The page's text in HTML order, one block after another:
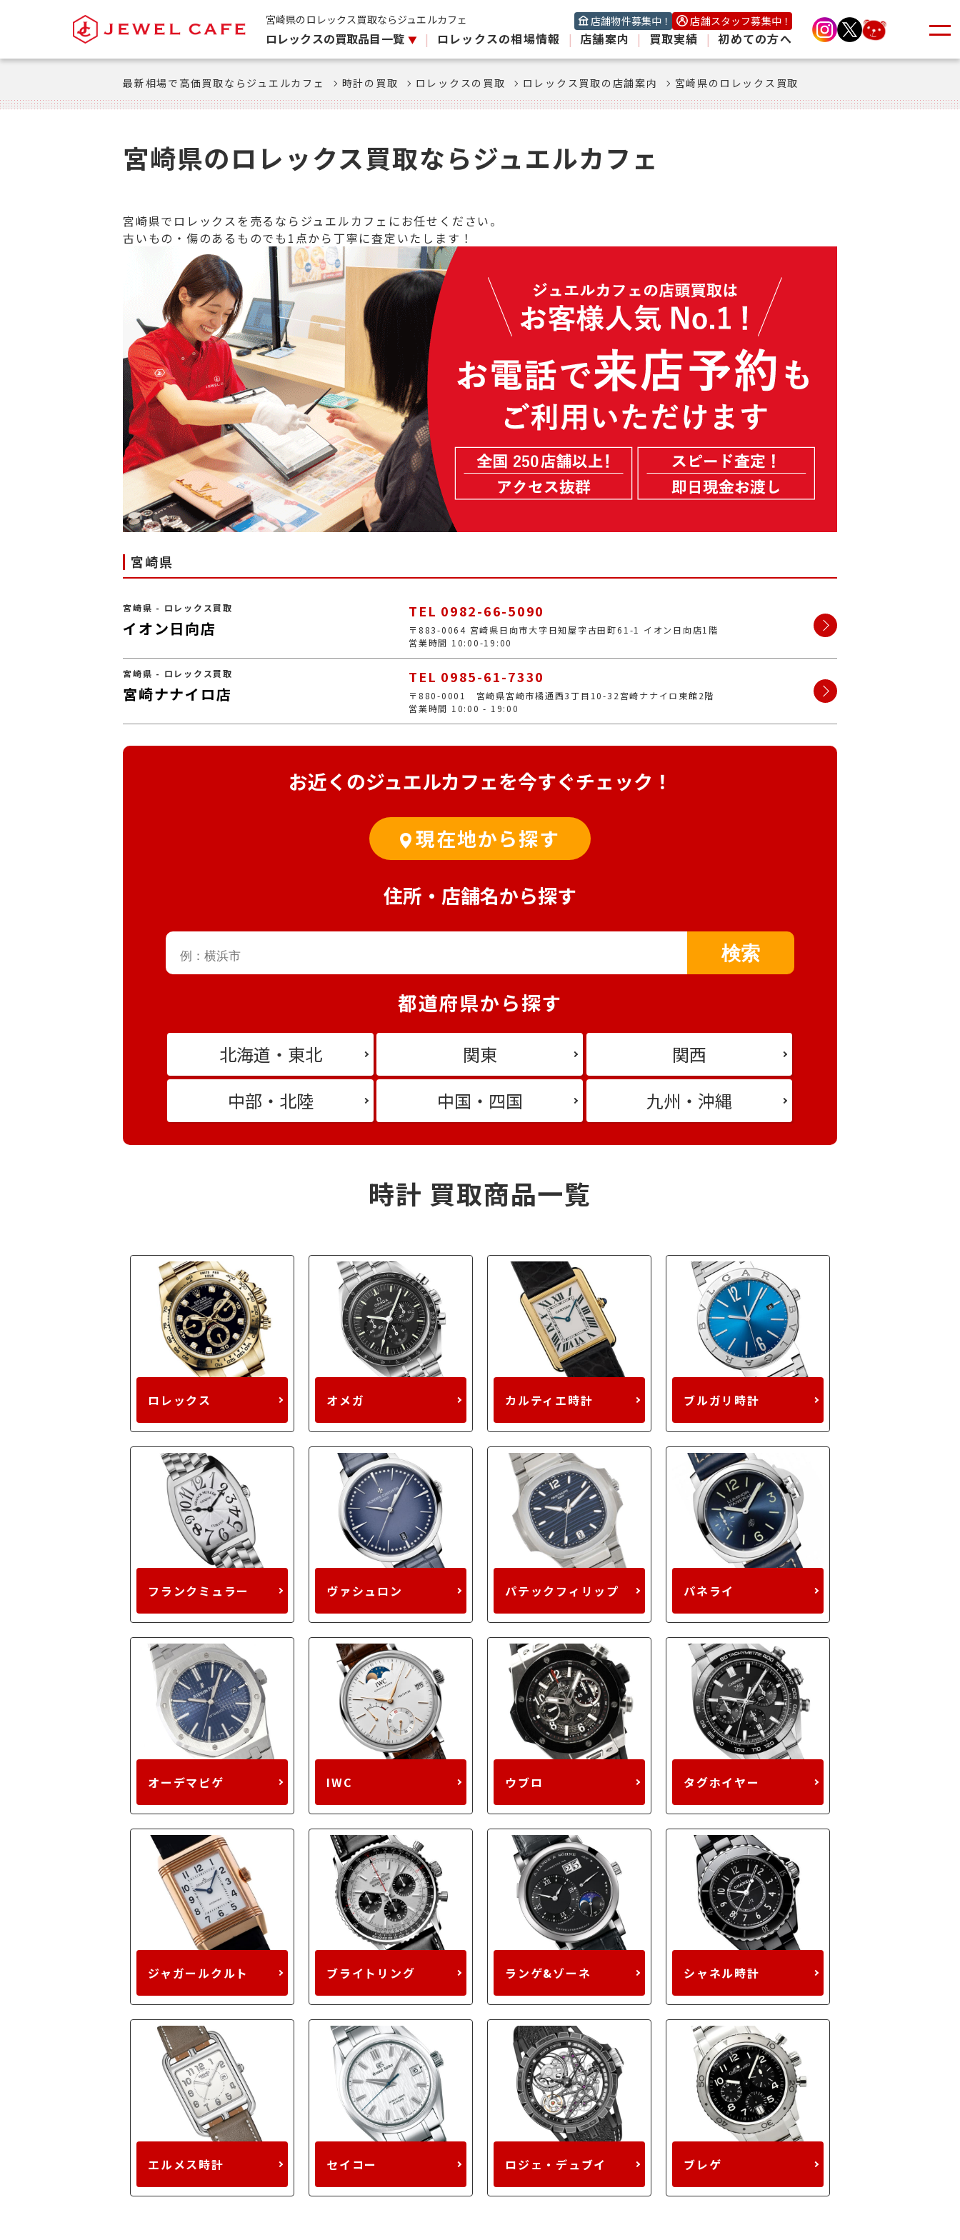
宮崎県のロレックス買取ならジュエルカフェ 店舗物件募集中！ 店舗スタッフ募集中！
ロレックスの買取品目一覧 | ロレックスの相場情報 | 店舗案内 | 買取実績 | 初めての方へ
最新相場で高価買取ならジュエルカフェ 時計の買取 ロレックスの買取 ロレックス買取の店舗案内 宮崎県のロレックス買取
宮崎県のロレックス買取ならジュエルカフェ
宮崎県でロレックスを売るならジュエルカフェにお任せください。
古いもの・傷のあるものでも1点から丁寧に査定いたします！
宮崎県
宮崎県 - ロレックス買取
イオン日向店
TEL 0982-66-5090
〒883-0064 宮崎県日向市大字日知屋字古田町61-1 イオン日向店1階
営業時間 10:00-19:00
宮崎県 - ロレックス買取
宮崎ナナイロ店
TEL 0985-61-7330
〒880-0001 宮崎県宮崎市橘通西3丁目10-32宮崎ナナイロ東館2階
営業時間 10:00 - 19:00
お近くのジュエルカフェを今すぐチェック！
現在地から探す
住所・店舗名から探す
都道府県から探す
北海道・東北 関東
関西
中部・北陸
中国・四国 九州・沖縄
時計 買取商品一覧
ロレックス オメガ カルティエ時計 ブルガリ時計
フランクミュラー ヴァシュロン パテックフィリップ パネライ
オーデマピゲ IWC ウブロ タグホイヤー
ジャガールクルト ブライトリング ランゲ&ゾーネ シャネル時計
エルメス時計 セイコー ロジェ・デュブイ ブレゲ